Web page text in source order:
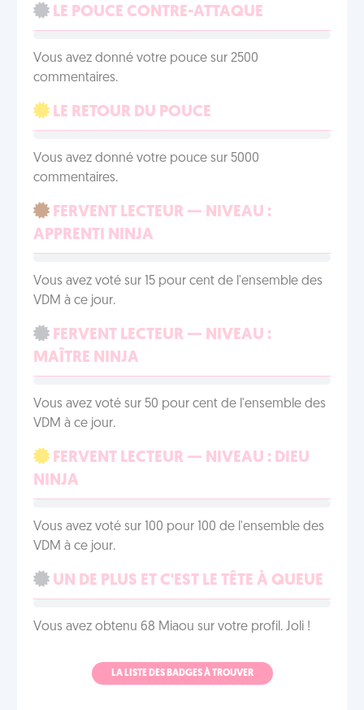
LE POUCE CONTRE-ATTAQUE
Vous avez donné votre pouce sur 2500
commentaires.
LE RETOUR DU POUCE
Vous avez donné votre pouce sur 5000
commentaires.
FERVENT LECTEUR — NIVEAU :
APPRENTI NINJA
Vous avez voté sur 15 pour cent de l'ensemble des
VDM à ce jour.
FERVENT LECTEUR — NIVEAU :
MAÎTRE NINJA
Vous avez voté sur 50 pour cent de l'ensemble des
VDM à ce jour.
FERVENT LECTEUR — NIVEAU : DIEU
NINJA
Vous avez voté sur 100 pour 100 de l'ensemble des
VDM à ce jour.
UN DE PLUS ET C'EST LE TÊTE À QUEUE
Vous avez obtenu 68 Miaou sur votre profil. Joli !
LA LISTE DES BADGES À TROUVER